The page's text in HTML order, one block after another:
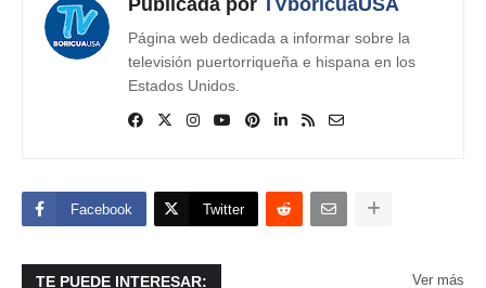
Página web dedicada a informar sobre la
televisión puertorriqueña e hispana en los
Estados Unidos.
Facebook Twitter
TE PUEDE INTERESAR: Ver más